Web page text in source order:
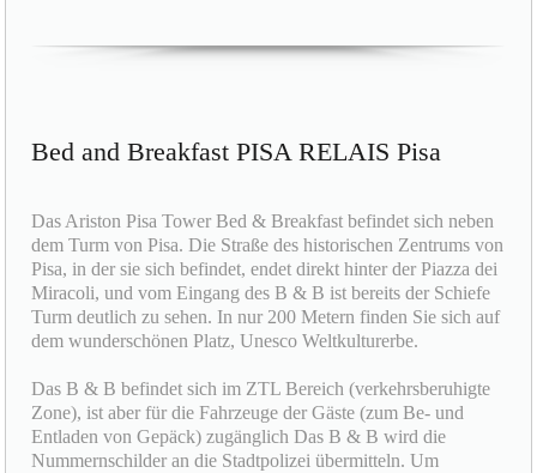
Bed and Breakfast PISA RELAIS Pisa
Das Ariston Pisa Tower Bed & Breakfast befindet sich neben
dem Turm von Pisa. Die Straße des historischen Zentrums von
Pisa, in der sie sich befindet, endet direkt hinter der Piazza dei
Miracoli, und vom Eingang des B & B ist bereits der Schiefe
Turm deutlich zu sehen. In nur 200 Metern finden Sie sich auf
dem wunderschönen Platz, Unesco Weltkulturerbe.
Das B & B befindet sich im ZTL Bereich (verkehrsberuhigte
Zone), ist aber für die Fahrzeuge der Gäste (zum Be- und
Entladen von Gepäck) zugänglich Das B & B wird die
Nummernschilder an die Stadtpolizei übermitteln. Um